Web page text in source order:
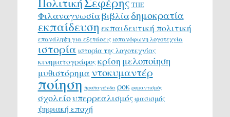
ΤΠΕ
Φιλαναγνωσίαβιβλίαδημοκρατία
εκπαίδευση εκπαιδευτική πολιτική
επανάληψη για εξετάσεις ισπανόφωνη λογοτεχνία
ιστορία ιστορία της λογοτεχνίας
κινηματογράφοςκρίση μελοποίηση
μυθιστόρημα ντοκυμαντέρ
ποίηση προπαγάνδα ροκ ρομαντισμός
σχολείουπερρεαλισμόςφασισμός
ψηφιακή εποχή